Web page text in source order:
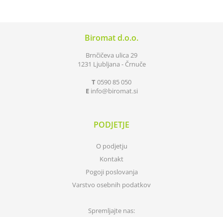
Biromat d.o.o.
Brnčičeva ulica 29
1231 Ljubljana - Črnuče
T0590 85 050
E info biromat.si
PODJETJE
O podjetju
Kontakt
Pogoji poslovanja
Varstvo osebnih podatkov
Spremljajte nas: